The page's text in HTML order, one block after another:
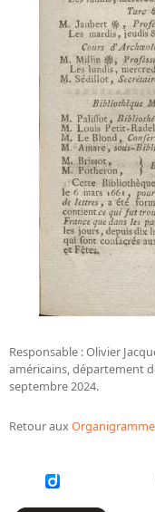
Responsable : Olivier
américains, département
septembre 2024.
Retour aux